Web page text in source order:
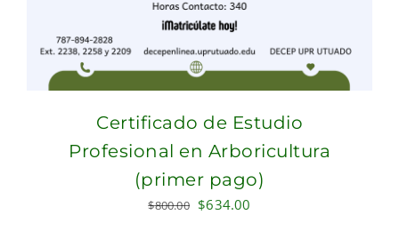
Certificado de Estudio
Profesional en Arboricultura
(primer pago)
$800.00 Original
$634.00